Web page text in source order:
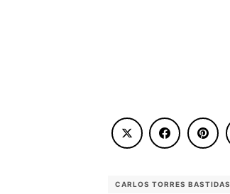
CARLOS TORRES BASTIDAS